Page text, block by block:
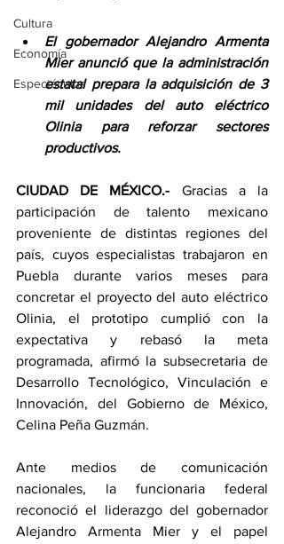
Cultura
Economía
Espectáculos
El gobernador Alejandro Armenta
Mier anunció que la administración
estatal prepara la adquisición de 3
mil unidades del auto eléctrico
Olinia para reforzar sectores
productivos.
CIUDAD DE MÉXICO.- Gracias a la
participación de talento mexicano
proveniente de distintas regiones del
país, cuyos especialistas trabajaron en
Puebla durante varios meses para
concretar el proyecto del auto eléctrico
Olinia, el prototipo cumplió con la
expectativa y rebasó la meta
programada, afirmó la subsecretaria de
Desarrollo Tecnológico, Vinculación e
Innovación, del Gobierno de México,
Celina Peña Guzmán.
Ante medios de comunicación
nacionales, la funcionaria federal
reconoció el liderazgo del gobernador
Alejandro Armenta Mier y el papel